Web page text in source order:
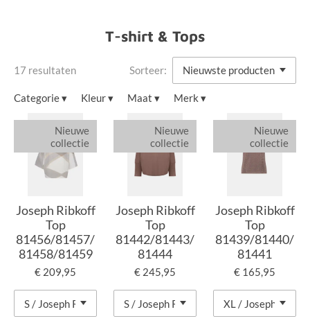
T-shirt & Tops
17 resultaten Sorteer:
Categorie▾ Kleur▾ Maat ▾ Merk ▾
Nieuwe
collectie
Joseph Ribkoff
Top
81456/81457/
81458/81459
€ 209,95
Nieuwe
collectie
Joseph Ribkoff
Top
81442/81443/
81444
€ 245,95
Nieuwe
collectie
Joseph Ribkoff
Top
81439/81440/
81441
€ 165,95